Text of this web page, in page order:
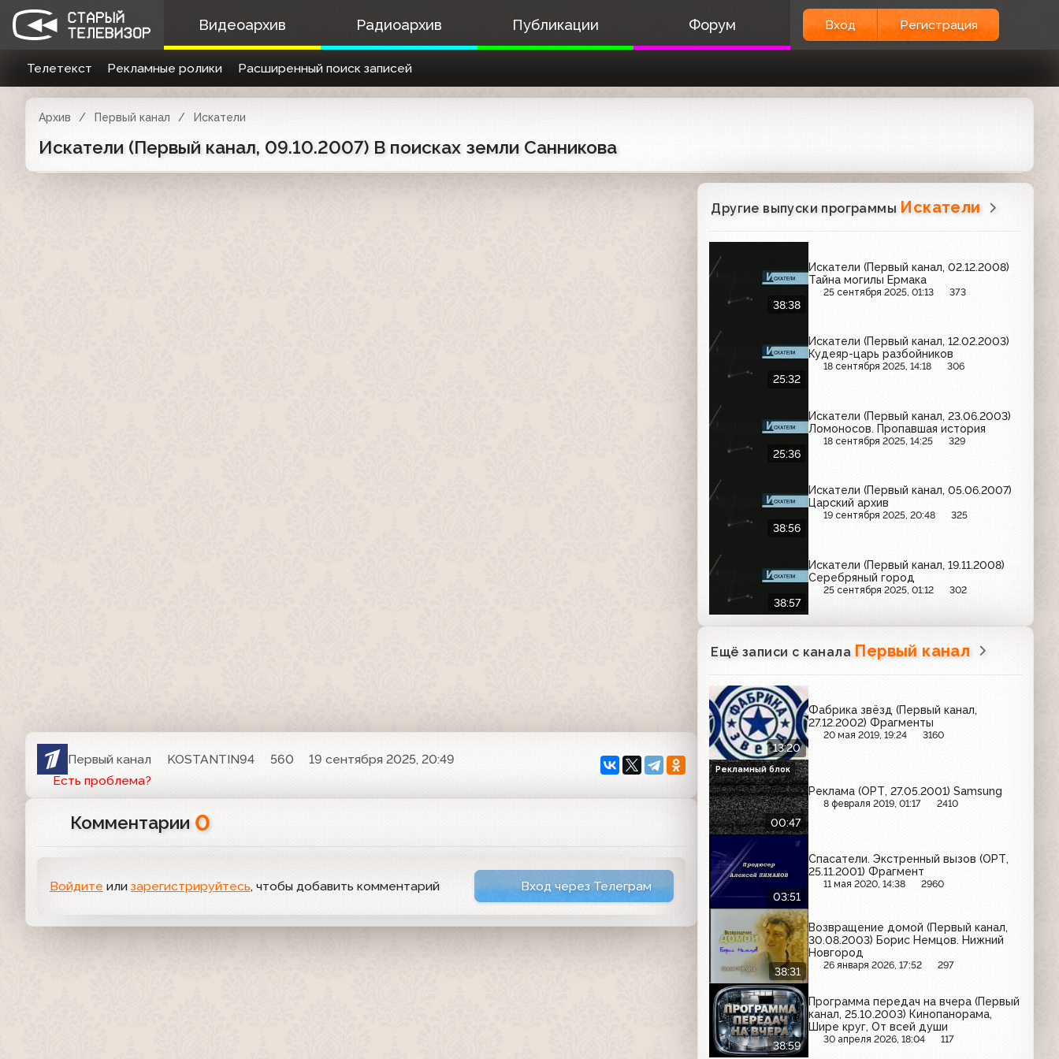
Видеоархив Радиоархив Публикации Форум Вход Регистрация
Телетекст Рекламные ролики Расширенный поиск записей
Архив Первый канал Искатели
Искатели (Первый канал, 09.10.2007) В поисках земли Санникова
Первый канал KOSTANTIN94 560
19 сентября 2025, 20:49
Есть проблема?
Комментарии 0
Войдите или зарегистрируйтесь, чтобы добавить комментарий Вход через Телеграм
Другие выпуски программы Искатели
38:38
Искатели (Первый канал, 02.12.2008)
Тайна могилы Ермака
25 сентября 2025, 01:13 373
25:32
Искатели (Первый канал, 12.02.2003)
Кудеяр-царь разбойников
18 сентября 2025, 14:18 306
25:36
Искатели (Первый канал, 23.06.2003)
Ломоносов. Пропавшая история
18 сентября 2025, 14:25 329
38:56
Искатели (Первый канал, 05.06.2007)
Царский архив
19 сентября 2025, 20:48 325
38:57
Искатели (Первый канал, 19.11.2008)
Серебряный город
25 сентября 2025, 01:12 302
Ещё записи с канала Первый канал
13:20
Фабрика звёзд (Первый канал,
27.12.2002) Фрагменты
20 мая 2019, 19:24 3160
00:47
Реклама (ОРТ, 27.05.2001) Samsung
8 февраля 2019, 01:17 2410
Рекламный блок
03:51
Спасатели. Экстренный вызов (ОРТ,
25.11.2001) Фрагмент
11 мая 2020, 14:38 2960
38:31
Возвращение домой (Первый канал,
30.08.2003) Борис Немцов. Нижний
Новгород
26 января 2026, 17:52 297
38:59
Программа передач на вчера (Первый
канал, 25.10.2003) Кинопанорама,
Шире круг, От всей души
30 апреля 2026, 18:04 117